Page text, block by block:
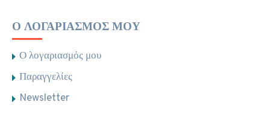
Ο ΛΟΓΑΡΙΑΣΜΌΣ ΜΟΥ
Ο λογαριασμός μου
Παραγγελίες
Newsletter